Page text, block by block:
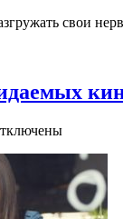
свои